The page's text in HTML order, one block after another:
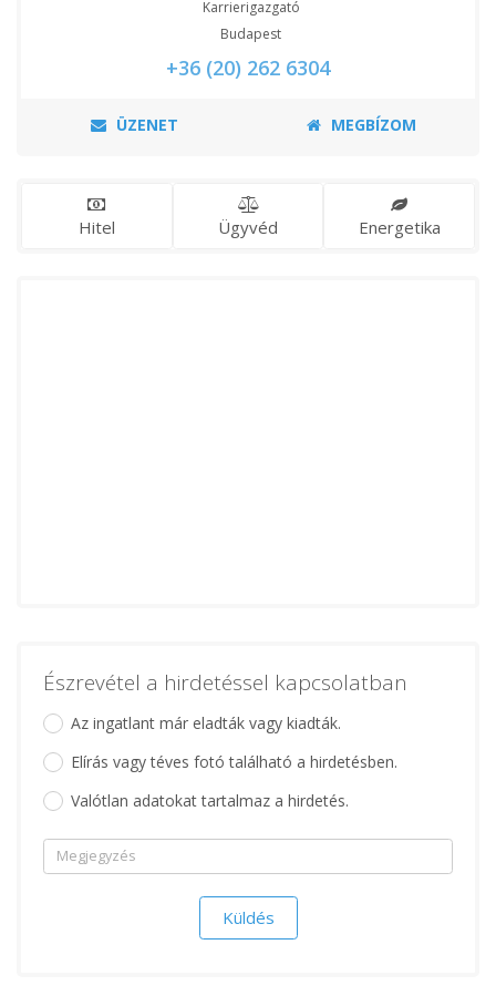
Karrierigazgató
Budapest
+36 (20) 262 6304
ÜZENET MEGBÍZOM
Hitel Ügyvéd Energetika
Észrevétel a hirdetéssel kapcsolatban
Az ingatlant már eladták vagy kiadták.
Elírás vagy téves fotó található a hirdetésben.
Valótlan adatokat tartalmaz a hirdetés.